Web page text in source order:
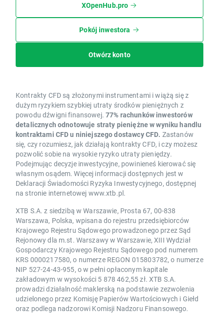
XOpenHub.pro
Pokój inwestora
Otwórz konto
Kontrakty CFD są złożonymi instrumentami i wiążą się z
dużym ryzykiem szybkiej utraty środków pieniężnych z
powodu dźwigni finansowej. 77% rachunków inwestorów
detalicznych odnotowuje straty pieniężne w wyniku handlu
kontraktami CFD u niniejszego dostawcy CFD. Zastanów
się, czy rozumiesz, jak działają kontrakty CFD, i czy możesz
pozwolić sobie na wysokie ryzyko utraty pieniędzy.
Podejmując decyzje inwestycyjne, powinieneś kierować się
własnym osądem. Więcej informacji dostępnych jest w
Deklaracji Świadomości Ryzyka Inwestycyjnego, dostępnej
na stronie internetowej www.xtb.pl.
XTB S.A. z siedzibą w Warszawie, Prosta 67, 00-838
Warszawa, Polska, wpisana do rejestru przedsiębiorców
Krajowego Rejestru Sądowego prowadzonego przez Sąd
Rejonowy dla m.st. Warszawy w Warszawie, XIII Wydział
Gospodarczy Krajowego Rejestru Sądowego pod numerem
KRS 0000217580, o numerze REGON 015803782, o numerze
NIP 527-24-43-955, o w pełni opłaconym kapitale
zakładowym w wysokości 5 878 462,55 zł. XTB S.A.
prowadzi działalność maklerską na podstawie zezwolenia
udzielonego przez Komisję Papierów Wartościowych i Giełd
oraz podlega nadzorowi Komisji Nadzoru Finansowego.